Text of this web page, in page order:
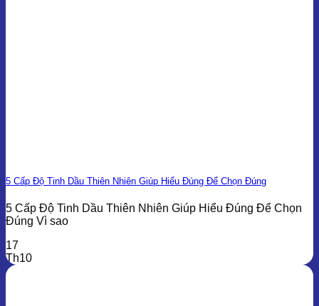
5 Cấp Độ Tinh Dầu Thiên Nhiên Giúp Hiểu Đúng Để Chọn Đúng
5 Cấp Độ Tinh Dầu Thiên Nhiên Giúp Hiểu Đúng Để Chọn
Đúng Vì sao
17
Th10